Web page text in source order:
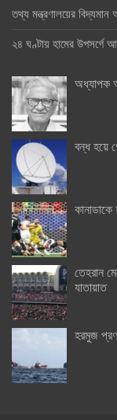
তথ্য মন্ত্রণালয়ের
২৪ ঘণ্টায় হামের উপসর্গে
অধ্যাপক
বন্ধ হয়ে
তেহরান
যাতায়াত
হরমুজ